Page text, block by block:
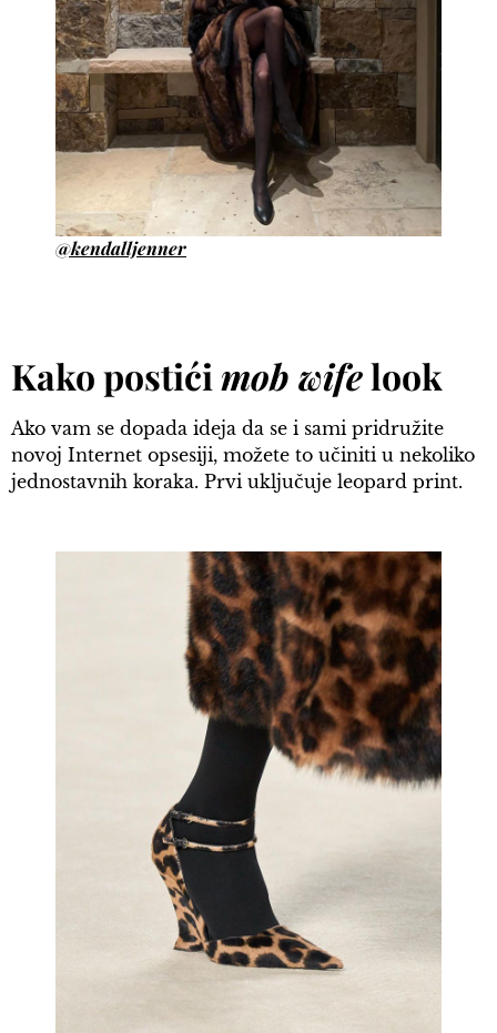
@kendalljenner
Kako postići mob wifelook
Ako vam se dopada ideja da se i sami pridružite
novoj Internet opsesiji, možete to učiniti u nekoliko
jednostavnih koraka. Prvi uključuje leopard print.